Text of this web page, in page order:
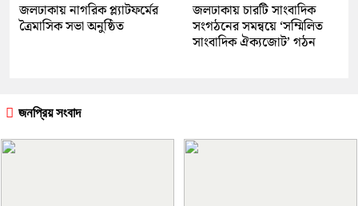
জলঢাকায় নাগরিক প্ল্যাটফর্মের
ত্রৈমাসিক সভা অনুষ্ঠিত
জলঢাকায় চারটি সাংবাদিক
সংগঠনের সমন্বয়ে ‘সম্মিলিত
সাংবাদিক ঐক্যজোট’ গঠন
জনপ্রিয় সংবাদ